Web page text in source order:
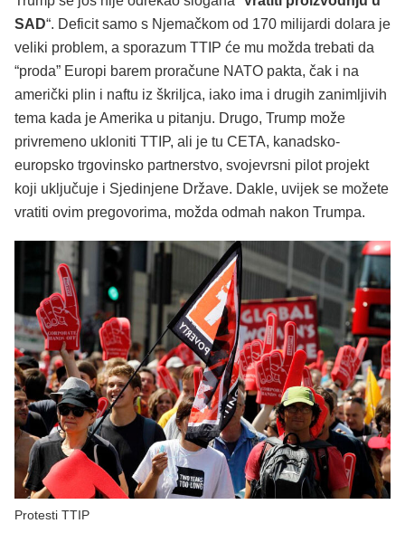
SAD“. Deficit samo s Njemačkom od 170 milijardi dolara je
veliki problem, a sporazum TTIP će mu možda trebati da
“proda” Europi barem proračune NATO pakta, čak i na
američki plin i naftu iz škriljca, iako ima i drugih zanimljivih
tema kada je Amerika u pitanju. Drugo, Trump može
privremeno ukloniti TTIP, ali je tu CETA, kanadsko-
europsko trgovinsko partnerstvo, svojevrsni pilot projekt
koji uključuje i Sjedinjene Države. Dakle, uvijek se možete
vratiti ovim pregovorima, možda odmah nakon Trumpa.
Protesti TTIP